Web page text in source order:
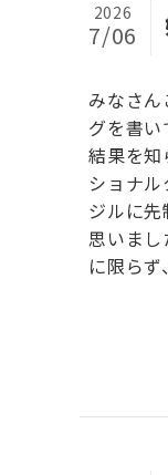
2026
7/06
みなさ
グを書
結果を
ショナ
ジルに
思いま
に限ら